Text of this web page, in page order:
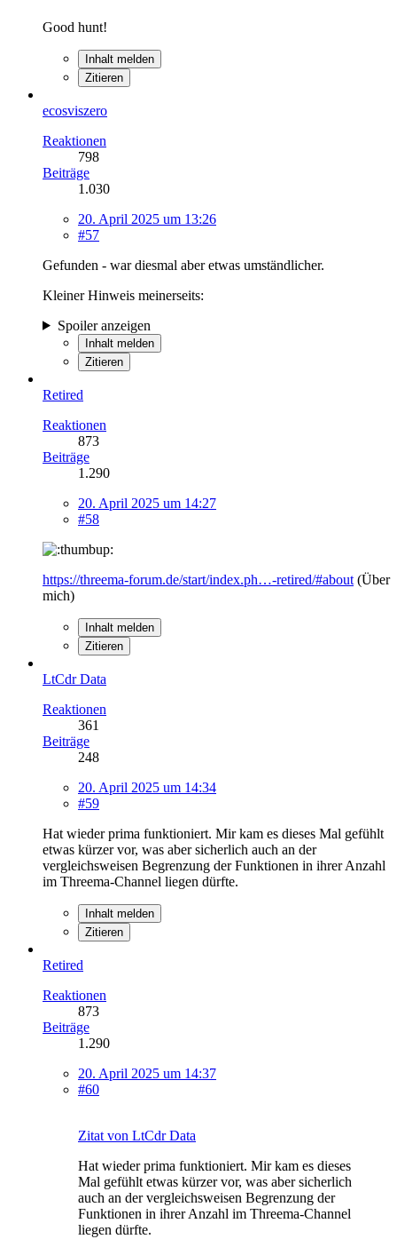
Good hunt!
Inhalt melden
Zitieren
ecosviszero
Reaktionen
798
Beiträge
1.030
20. April 2025 um 13:26
#57
Gefunden - war diesmal aber etwas umständlicher.
Kleiner Hinweis meinerseits:
Spoiler anzeigen
Inhalt melden
Zitieren
Retired
Reaktionen
873
Beiträge
1.290
20. April 2025 um 14:27
#58
https://threema-forum.de/start/index.ph…-retired/#about (Über
mich)
Inhalt melden
Zitieren
LtCdr Data
Reaktionen
361
Beiträge
248
20. April 2025 um 14:34
#59
Hat wieder prima funktioniert. Mir kam es dieses Mal gefühlt
etwas kürzer vor, was aber sicherlich auch an der
vergleichsweisen Begrenzung der Funktionen in ihrer Anzahl
im Threema-Channel liegen dürfte.
Inhalt melden
Zitieren
Retired
Reaktionen
873
Beiträge
1.290
20. April 2025 um 14:37
#60
Zitat von LtCdr Data
Hat wieder prima funktioniert. Mir kam es dieses
Mal gefühlt etwas kürzer vor, was aber sicherlich
auch an der vergleichsweisen Begrenzung der
Funktionen in ihrer Anzahl im Threema-Channel
liegen dürfte.